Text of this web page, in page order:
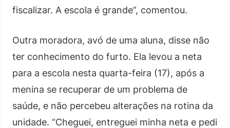
fiscalizar. A escola é grande”, comentou.
Outra moradora, avó de uma aluna, disse não
ter conhecimento do furto. Ela levou a neta
para a escola nesta quarta-feira (17), após a
menina se recuperar de um problema de
saúde, e não percebeu alterações na rotina da
unidade. “Cheguei, entreguei minha neta e pedi